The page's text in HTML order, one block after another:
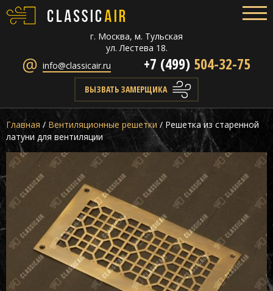
г. Москва, м. Тульская
ул. Лестева 18.
info@classicair.ru
+7 (499) 504-32-75
ВЫЗВАТЬ ЗАМЕРЩИКА
Главная / Вентиляционные решетки/ Решетка из старенной
латуни для вентиляции